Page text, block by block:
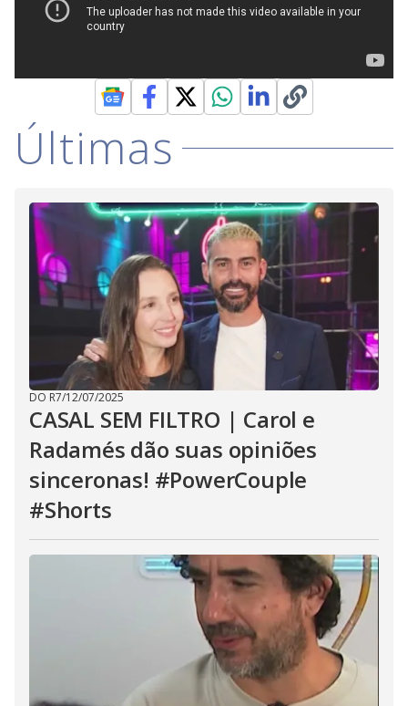
Últimas
DO R7/12/07/2025
CASAL SEM FILTRO | Carol e
Radamés dão suas opiniões
sinceronas! #PowerCouple
#Shorts